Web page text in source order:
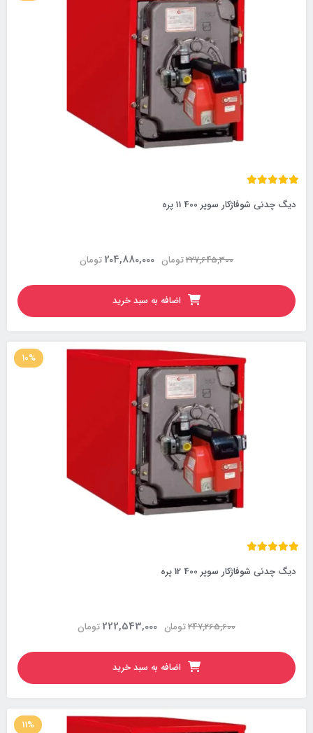
دیگ چدنی شوفاژکار سوپر 400 11 پره
تومان227,645,300 تومان204,880,000
اضافه به سبد خرید
10%
دیگ چدنی شوفاژکار سوپر 400 12 پره
تومان247,265,600 تومان222,543,000
اضافه به سبد خرید
11%